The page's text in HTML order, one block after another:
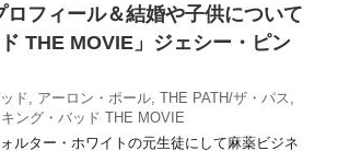
フィール＆結婚や子供について
THE MOVIE」ジェシー・ピン
ド, アーロン・ポール, THE PATH/ザ・パス,
ング・バッド THE MOVIE
ルター・ホワイトの元生徒にして麻薬ビジネ